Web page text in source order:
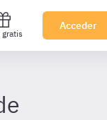
gratis
Acceder